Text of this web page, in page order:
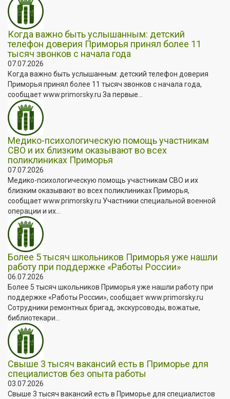
Когда важно быть услышанным: детский
телефон доверия Приморья принял более 11
тысяч звонков с начала года
07.07.2026
Когда важно быть услышанным: детский телефон доверия
Приморья принял более 11 тысяч звонков с начала года,
сообщает www.primorsky.ru За первые...
Медико-психологическую помощь участникам
СВО и их близким оказывают во всех
поликлиниках Приморья
07.07.2026
Медико-психологическую помощь участникам СВО и их
близким оказывают во всех поликлиниках Приморья,
сообщает www.primorsky.ru Участники специальной военной
операции и их...
Более 5 тысяч школьников Приморья уже нашли
работу при поддержке «Работы России»
06.07.2026
Более 5 тысяч школьников Приморья уже нашли работу при
поддержке «Работы России», сообщает www.primorsky.ru
Сотрудники ремонтных бригад, экскурсоводы, вожатые,
библиотекари...
Свыше 3 тысяч вакансий есть в Приморье для
специалистов без опыта работы
03.07.2026
Свыше 3 тысяч вакансий есть в Приморье для специалистов